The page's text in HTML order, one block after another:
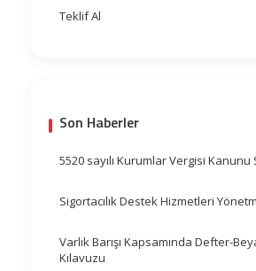
Teklif Al
Son Haberler
5520 sayılı Kurumlar Vergisi
Sigortacılık Destek Hizmetleri
Varlık Barışı Kapsamında Defter-
Kılavuzu